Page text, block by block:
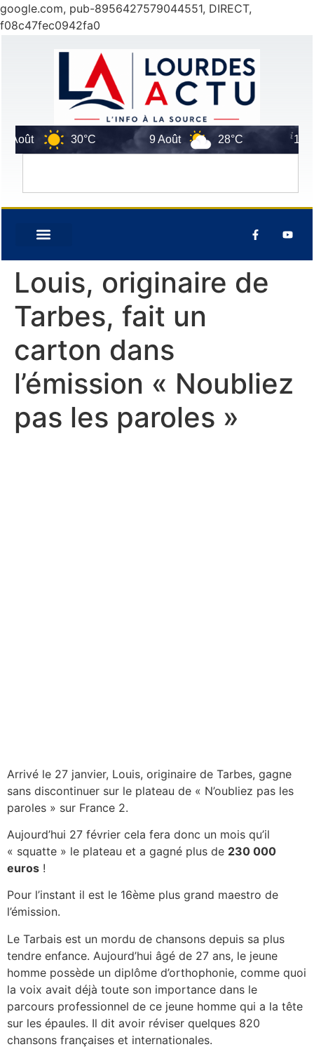
google.com, pub-8956427579044551, DIRECT,
f08c47fec0942fa0
30°C 9 Août 28°C 10 Août
Louis, originaire de
Tarbes, fait un
carton dans
l’émission « Noubliez
pas les paroles »
Arrivé le 27 janvier, Louis, originaire de Tarbes, gagne
sans discontinuer sur le plateau de « N’oubliez pas les
paroles » sur France 2.
Aujourd’hui 27 février cela fera donc un mois qu’il
« squatte » le plateau et a gagné plus de 230 000
euros !
Pour l’instant il est le 16ème plus grand maestro de
l’émission.
Le Tarbais est un mordu de chansons depuis sa plus
tendre enfance. Aujourd’hui âgé de 27 ans, le jeune
homme possède un diplôme d’orthophonie, comme quoi
la voix avait déjà toute son importance dans le
parcours professionnel de ce jeune homme qui a la tête
sur les épaules. Il dit avoir réviser quelques 820
chansons françaises et internationales.